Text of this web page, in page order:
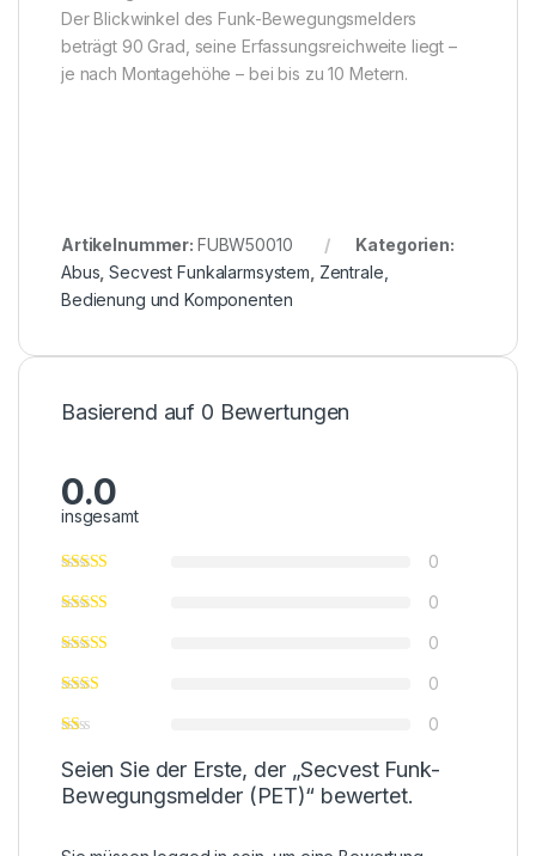
Der Blickwinkel des Funk-Bewegungsmelders
beträgt 90 Grad, seine Erfassungsreichweite liegt –
je nach Montagehöhe – bei bis zu 10 Metern.
Artikelnummer: FUBW50010
Kategorien:
Abus ,Secvest Funkalarmsystem Zentrale,
Bedienung und Komponenten
Basierend auf 0 Bewertungen
0.0
insgesamt
0
0
0
0
0
Seien Sie der Erste, der „Secvest Funk-
Bewegungsmelder (PET)“ bewertet.